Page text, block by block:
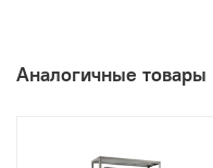
Аналогичные товары